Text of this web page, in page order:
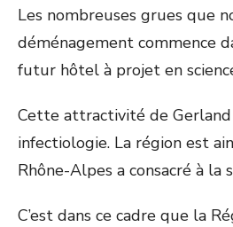
Les nombreuses grues que
déménagement commence
futur hôtel à projet en
Cette attractivité de Gerland
infectiologie. La région est
Rhône-Alpes a consacré à
C’est dans ce cadre que la